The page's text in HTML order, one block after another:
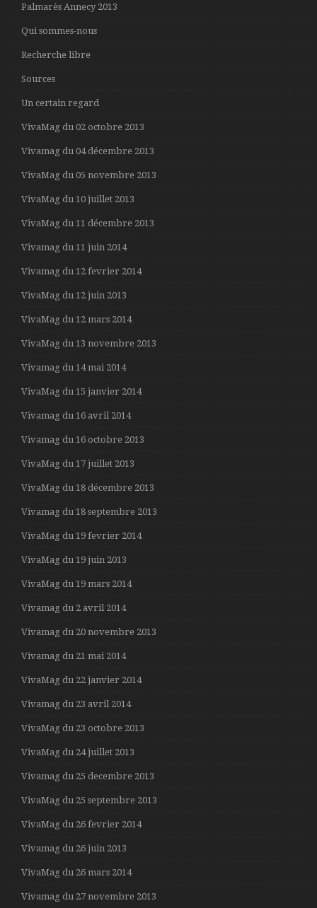
Palmarès Annecy 2013
Qui sommes-nous
Recherche libre
Sources
Un certain regard
VivaMag du 02 octobre 2013
Vivamag du 04 décembre 2013
VivaMag du 05 novembre 2013
VivaMag du 10 juillet 2013
VivaMag du 11 décembre 2013
Vivamag du 11 juin 2014
Vivamag du 12 fevrier 2014
VivaMag du 12 juin 2013
VivaMag du 12 mars 2014
VivaMag du 13 novembre 2013
Vivamag du 14 mai 2014
VivaMag du 15 janvier 2014
Vivamag du 16 avril 2014
Vivamag du 16 octobre 2013
VivaMag du 17 juillet 2013
VivaMag du 18 décembre 2013
Vivamag du 18 septembre 2013
VivaMag du 19 fevrier 2014
VivaMag du 19 juin 2013
VivaMag du 19 mars 2014
Vivamag du 2 avril 2014
Vivamag du 20 novembre 2013
Vivamag du 21 mai 2014
VivaMag du 22 janvier 2014
Vivamag du 23 avril 2014
VivaMag du 23 octobre 2013
VivaMag du 24 juillet 2013
Vivamag du 25 decembre 2013
VivaMag du 25 septembre 2013
VivaMag du 26 fevrier 2014
Vivamag du 26 juin 2013
VivaMag du 26 mars 2014
Vivamag du 27 novembre 2013